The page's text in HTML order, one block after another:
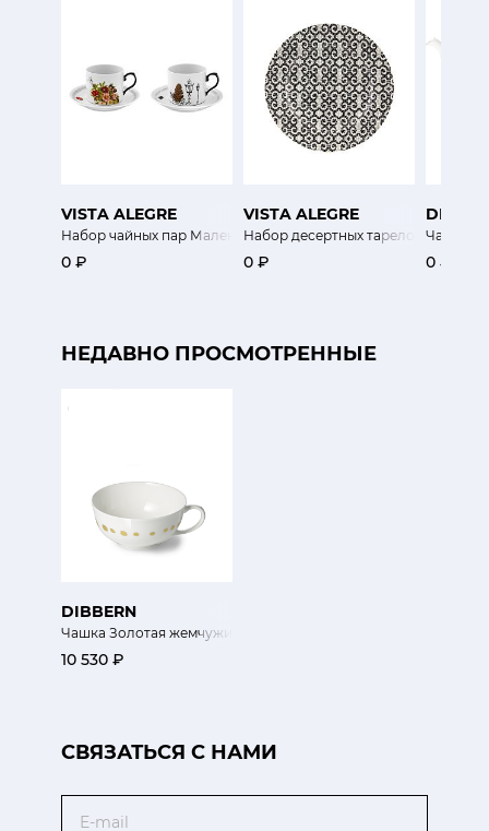
VISTA ALEGRE
Набор чайных пар Маленькие истории 2 шт.
0 ₽
VISTA ALEGRE
Набор десертных тарелок Мозаика
0 ₽
Чайник
0 ₽
НЕДАВНО ПРОСМОТРЕННЫЕ
DIBBERN
Чашка Золотая жемчужина
10 530 ₽
CВЯЗАТЬСЯ С НАМИ